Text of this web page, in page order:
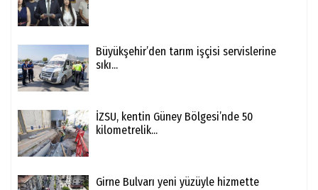
Büyükşehir’den tarım işçisi servislerine
sıkı...
İZSU, kentin Güney Bölgesi’nde 50
kilometrelik...
Girne Bulvarı yeni yüzüyle hizmette